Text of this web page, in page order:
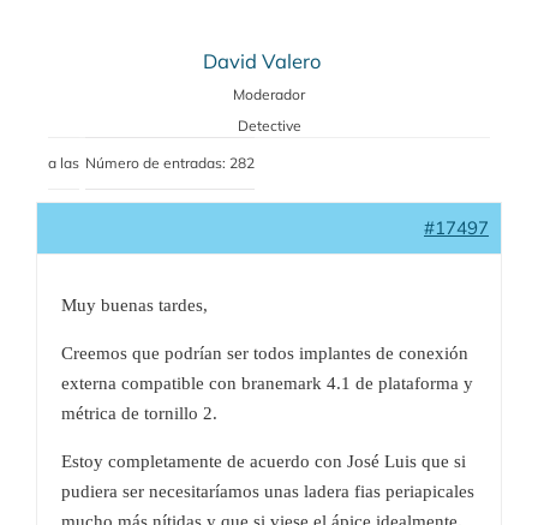
David Valero
Moderador
Detective
a las Número de entradas: 282
#17497
Muy buenas tardes,
Creemos que podrían ser todos implantes de conexión
externa compatible con branemark 4.1 de plataforma y
métrica de tornillo 2.
Estoy completamente de acuerdo con José Luis que si
pudiera ser necesitaríamos unas ladera fias periapicales
mucho más nítidas y que si viese el ápice idealmente.